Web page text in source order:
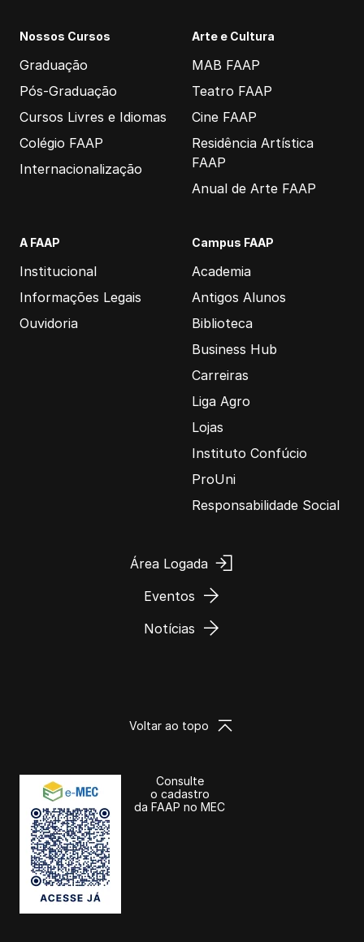
Nossos Cursos
Graduação
Pós-Graduação
Cursos Livres e Idiomas
Colégio FAAP
Internacionalização
Arte e Cultura
MAB FAAP
Teatro FAAP
Cine FAAP
Residência Artística
FAAP
Anual de Arte FAAP
A FAAP
Institucional
Informações Legais
Ouvidoria
Campus FAAP
Academia
Antigos Alunos
Biblioteca
Business Hub
Carreiras
Liga Agro
Lojas
Instituto Confúcio
ProUni
Responsabilidade Social
Área Logada
Eventos
Notícias
Consulte
o cadastro
da FAAP no MEC
Voltar ao topo